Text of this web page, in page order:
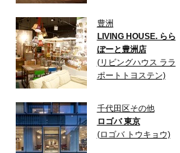
豊洲
LIVING HOUSE. らら
ぽーと豊洲店
(リビングハウス ララ
ポートトヨステン)
千代田区その他
ロゴバ 東京
(ロゴバ トウキョウ)